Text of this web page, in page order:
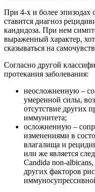
При 4-х и более эпизодах
ставится диагноз
кандидоза. При нем
выраженный характер,
сказываться на
Согласно другой
протекания заболевания:
неосложненную –
умеренной силы,
отсутствие других
иммунитета;
осложненную –
изменениями в
влагалища и
или же является
Candida non-
других факторов